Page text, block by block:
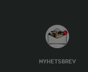
NYHETSBREV